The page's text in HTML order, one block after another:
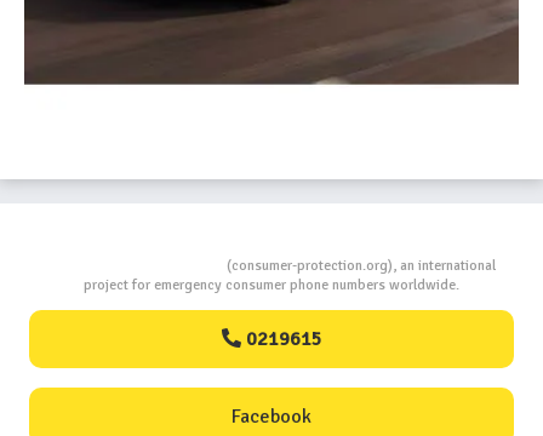
(consumer-protection.org), an international
project for emergency consumer phone numbers worldwide.
0219615
Facebook